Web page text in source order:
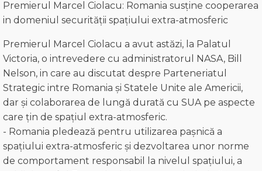
Premierul Marcel Ciolacu: Romania susține cooperarea
in domeniul securității spațiului extra-atmosferic
Premierul Marcel Ciolacu a avut astăzi, la Palatul
Victoria, o intrevedere cu administratorul NASA, Bill
Nelson, in care au discutat despre Parteneriatul
Strategic intre Romania și Statele Unite ale Americii,
dar și colaborarea de lungă durată cu SUA pe aspecte
care țin de spațiul extra-atmosferic.
- Romania pledează pentru utilizarea pașnică a
spațiului extra-atmosferic și dezvoltarea unor norme
de comportament responsabil la nivelul spațiului, a